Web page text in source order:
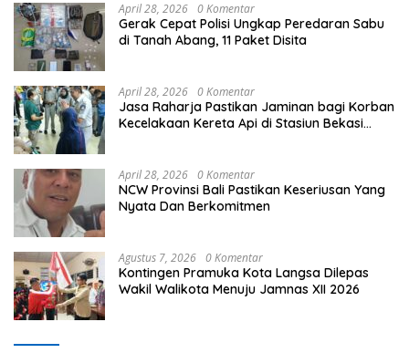
April 28, 2026 0 Komentar
Gerak Cepat Polisi Ungkap Peredaran Sabu
di Tanah Abang, 11 Paket Disita
April 28, 2026 0 Komentar
Jasa Raharja Pastikan Jaminan bagi Korban
Kecelakaan Kereta Api di Stasiun Bekasi
April 28, 2026 0 Komentar
NCW Provinsi Bali Pastikan Keseriusan Yang
Nyata Dan Berkomitmen
Agustus 7, 2026 0 Komentar
Kontingen Pramuka Kota Langsa Dilepas
Wakil Walikota Menuju Jamnas XII 2026